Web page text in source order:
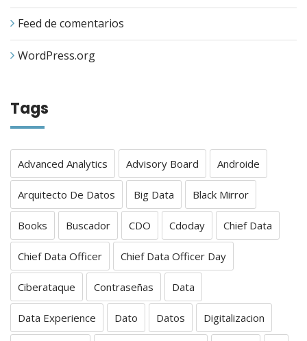
Feed de comentarios
WordPress.org
Tags
Advanced Analytics Advisory Board Androide
Arquitecto De Datos Big Data Black Mirror
Books Buscador CDO Cdoday Chief Data
Chief Data Officer Chief Data Officer Day
Ciberataque Contraseñas Data
Data Experience Dato Datos Digitalizacion